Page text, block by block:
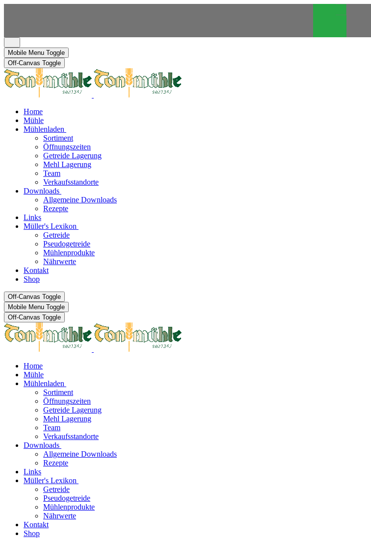
Mobile Menu Toggle
Off-Canvas Toggle
Home
Mühle
Mühlenladen
Sortiment
Öffnungszeiten
Getreide Lagerung
Mehl Lagerung
Team
Verkaufsstandorte
Downloads
Allgemeine Downloads
Rezepte
Links
Müller's Lexikon
Getreide
Pseudogetreide
Mühlenprodukte
Nährwerte
Kontakt
Shop
Off-Canvas Toggle
Mobile Menu Toggle
Off-Canvas Toggle
Home
Mühle
Mühlenladen
Sortiment
Öffnungszeiten
Getreide Lagerung
Mehl Lagerung
Team
Verkaufsstandorte
Downloads
Allgemeine Downloads
Rezepte
Links
Müller's Lexikon
Getreide
Pseudogetreide
Mühlenprodukte
Nährwerte
Kontakt
Shop